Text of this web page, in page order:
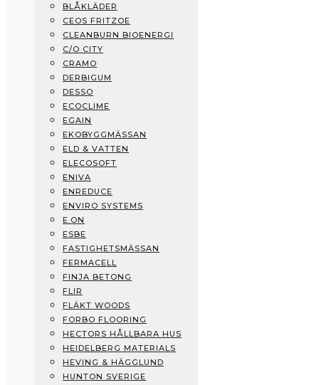
Byggvarubedömningen
Blåkläder
CEOS Fritzoe
CleanBurn Bioenergi
C/O City
CRAMO
Derbigum
Desso
Ecoclime
eGain
Ekobyggmässan
Eld & Vatten
Elecosoft
ENIVA
EnReduce
Enviro Systems
E.ON
ESBE
Fastighetsmässan
Fermacell
Finja Betong
Flir
Fläkt Woods
Forbo Flooring
Hectors Hållbara Hus
Heidelberg Materials
Heving & Hägglund
BLÅKLÄDER
CEOS FRITZOE
CLEANBURN BIOENERGI
C/O CITY
CRAMO
DERBIGUM
DESSO
ECOCLIME
EGAIN
EKOBYGGMÄSSAN
ELD & VATTEN
ELECOSOFT
ENIVA
ENREDUCE
ENVIRO SYSTEMS
E.ON
ESBE
FASTIGHETSMÄSSAN
FERMACELL
FINJA BETONG
FLIR
FLÄKT WOODS
FORBO FLOORING
HECTORS HÅLLBARA HUS
HEIDELBERG MATERIALS
HEVING & HÄGGLUND
HUNTON SVERIGE